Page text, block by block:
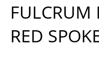
FULCRUM
RED